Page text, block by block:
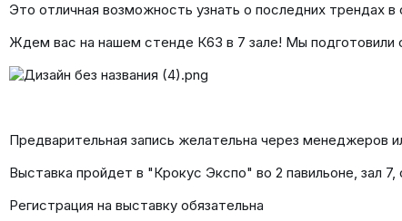
Это отличная возможность узнать о последних трендах
Ждем вас на нашем стенде К63 в 7 зале! Мы подготовили
Предварительная запись желательна через менеджеров
Выставка пройдет в "Крокус Экспо" во 2 павильоне, зал
Регистрация на выставку обязательна